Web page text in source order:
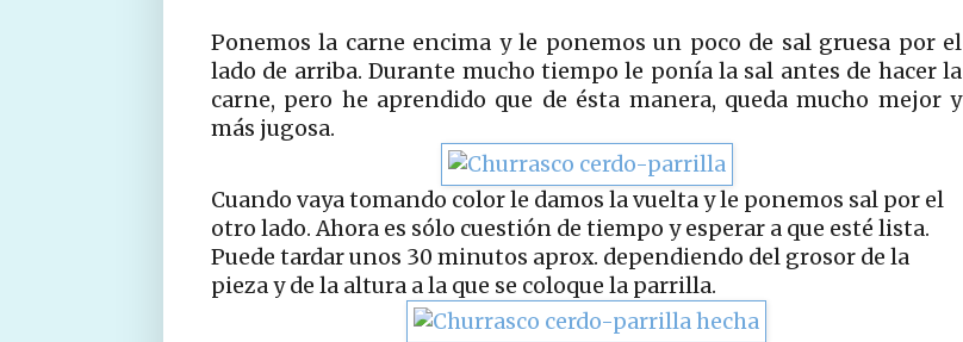
Ponemos la carne encima y le ponemos un poco de sal gruesa por el
lado de arriba. Durante mucho tiempo le ponía la sal antes de hacer la
carne, pero he aprendido que de ésta manera, queda mucho mejor y
más jugosa.
Cuando vaya tomando color le damos la vuelta y le ponemos sal por el
otro lado. Ahora es sólo cuestión de tiempo y esperar a que esté lista.
Puede tardar unos 30 minutos aprox. dependiendo del grosor de la
pieza y de la altura a la que se coloque la parrilla.